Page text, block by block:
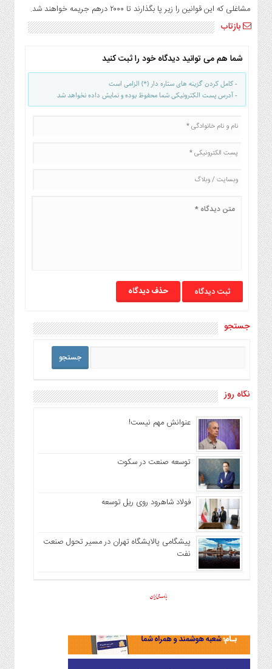
و
صنایع
غذایی
و
بین
الملل
روز
مشاغلی که این قوانین را زیر پا بگذارند تا ۲۰۰۰ درهم جریمه خواهند شد.
بازتاب
شما هم می توانید دیدگاه خود را ثبت کنید
- کامل کردن گزینه های ستاره دار (*) الزامی است
- آدرس پست الکترونیکی شما محفوظ بوده و نمایش داده نخواهد شد
حذف دیدگاه
جستجو
نگاه روز
عنوانش مهم نیست!
توسعه صنعت در سکوت
فولاد شاهرود روی ریل توسعه
پیشگامی پالایشگاه تهران در مسیر تحول صنعت
نفت